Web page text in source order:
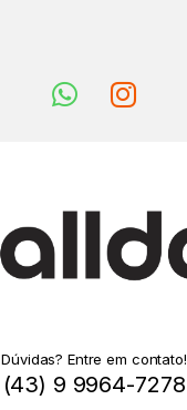
Dúvidas? Entre em contato!
(43) 9 9964-7278